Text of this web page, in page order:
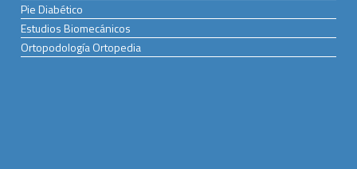
Pie Diabético
Estudios Biomecánicos
Ortopodología Ortopedia